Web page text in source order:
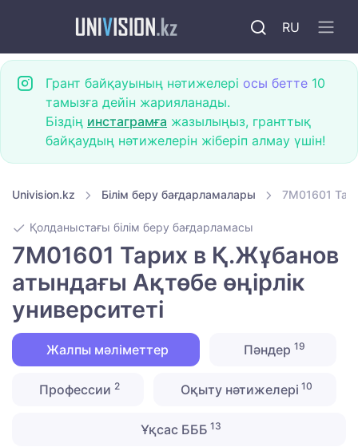
RU
Грант байқауының нәтижелері осы бетте 10
тамызға дейін жарияланады.
Біздің инстаграмға жазылыңыз, гранттық
байқаудың нәтижелерін жіберіп алмау үшін!
Univision.kz Білім беру бағдарламалары 7M01601
Қолданыстағы білім беру бағдарламасы
7M01601 Тарих в Қ.Жұбанов
атындағы Ақтөбе өңірлік
университеті
Жалпы мәліметтер Пәндер 19
Профессии 2 Оқыту нәтижелері 10
Ұқсас БББ 13